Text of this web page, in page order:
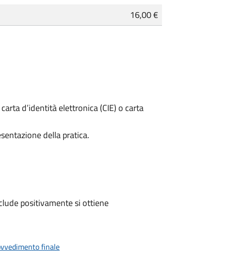
16,00 €
d’identità elettronica (CIE) o carta
della pratica.
positivamente si ottiene
finale